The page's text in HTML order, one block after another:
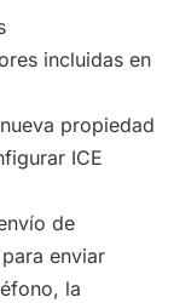
incluidas en
propiedad
ICE
de
enviar
la